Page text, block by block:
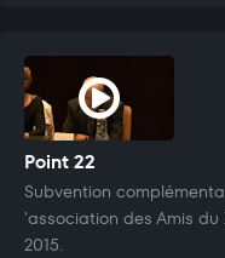
Point 22
Subvention
'association des Amis
2015.